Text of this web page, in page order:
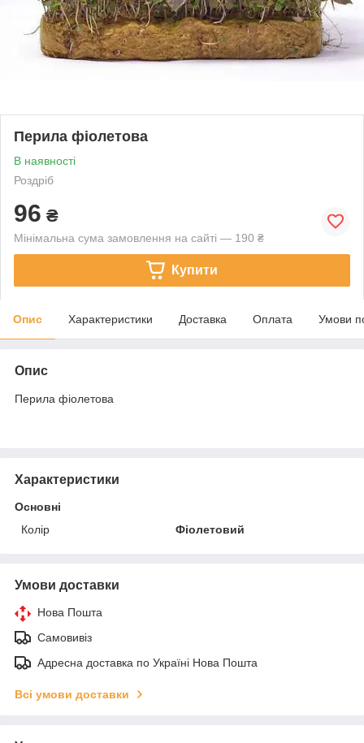
Перила фіолетова
В наявності
Роздріб
96 ₴
Мінімальна сума замовлення на сайті — 190 ₴
Купити
Опис Характеристики Доставка Оплата Умови
Опис
Перила фіолетова
Характеристики
Основні
Колір
Фіолетовий
Умови доставки
Нова Пошта
Самовивіз
Адресна доставка по Україні Нова Пошта
Всі умови доставки